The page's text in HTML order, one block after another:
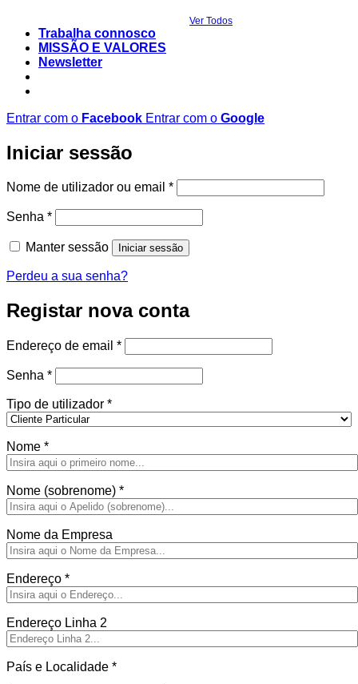
Ver Todos
Trabalha connosco
MISSÃO E VALORES
Newsletter
Entrar com o Facebook Entrar com o Google
Iniciar sessão
Nome de utilizador ou email *Obrigatório
Senha *Obrigatório
Manter sessão Iniciar sessão
Perdeu a sua senha?
Registar nova conta
Endereço de email *Obrigatório
Senha *Obrigatório
Tipo de utilizador *
Nome *
Nome (sobrenome) *
Nome da Empresa
Endereço *
Endereço Linha 2
País e Localidade *